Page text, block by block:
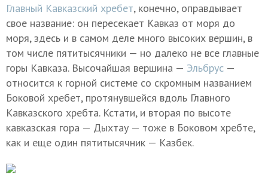
Главный Кавказский хребет, конечно, оправдывает
свое название: он пересекает Кавказ от моря до
моря, здесь и в самом деле много высоких вершин, в
том числе пятитысячники — но далеко не все главные
горы Кавказа. Высочайшая вершина — Эльбрус —
относится к горной системе со скромным названием
Боковой хребет, протянувшейся вдоль Главного
Кавказского хребта. Кстати, и вторая по высоте
кавказская гора — Дыхтау — тоже в Боковом хребте,
как и еще один пятитысячник — Казбек.